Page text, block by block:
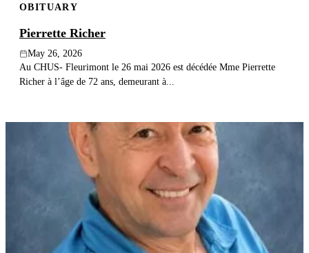
OBITUARY
Pierrette Richer
May 26, 2026
Au CHUS- Fleurimont le 26 mai 2026 est décédée Mme Pierrette
Richer à l’âge de 72 ans, demeurant à...